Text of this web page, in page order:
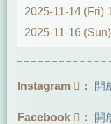
2025-11-14 (Fri)
2025-11-16
Instagram ： 開
Facebook ： 開